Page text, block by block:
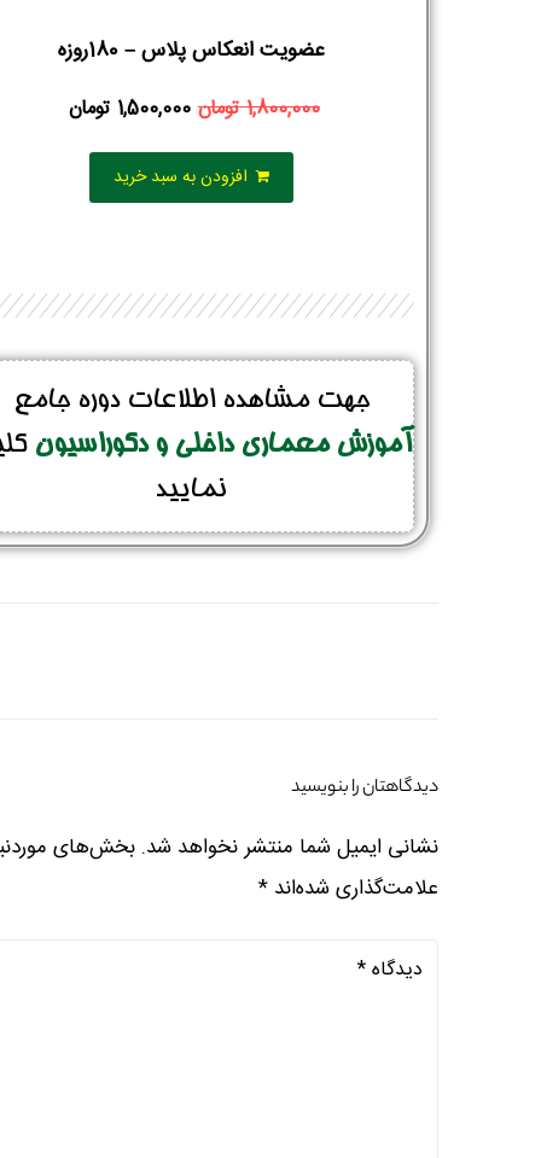
عضویت انعکاس پلاس – 180روزه
1,800,000تومان 1,500,000 تومان
افزودن به سبد خرید
جهت مشاهده اطلاعات دوره جامع
آموزش معماری داخلی و دکوراسیون
نمایید
دیدگاهتان را بنویسید
نشانی ایمیل شما منتشر نخواهد شد. بخش‌های
علامت‌گذاری شده‌اند *